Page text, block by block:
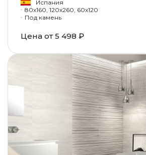
Испания
80x160, 120x260, 60x120
Под камень
Цена от 5 498 ₽